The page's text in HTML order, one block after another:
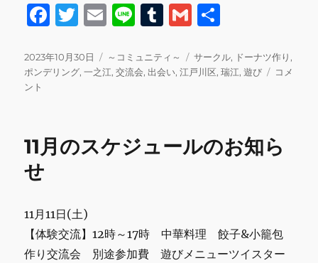
F
c
e
o
T
it
te
E
ai
l
Li
e
T
m
bl
G
ai
l
投
稿
日:
2023年10月30日
カ
テ
～コミュニティ～
タ
グ
サークル, ドーナツ作り,
ポンデリング,一之江,交流会, 出会い,江戸川区,瑞江,遊び
1o
ン
参
加
コメ
ント
11月のスケジュールのお知ら
せ
11月11日(土)
【体験交流】12時～17時 中華料理 餃子&小籠包
作り交流会 別途参加費 遊びメニューツイスター